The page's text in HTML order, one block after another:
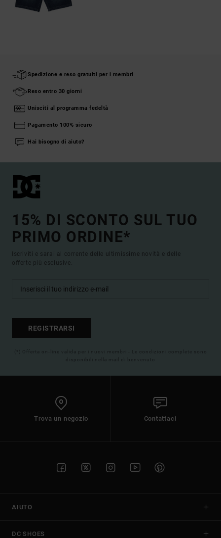
Spedizione e reso gratuiti per i membri
Reso entro 30 giorni
Unisciti al programma fedeltà
Pagamento 100% sicuro
Hai bisogno di aiuto?
15% DI SCONTO SUL TUO
PRIMO ORDINE*
Iscriviti e sarai al corrente delle ultimissime novità e delle
offerte più esclusive.
REGISTRARSI
(*) Offerta on-line valida per i nuovi membri - Le condizioni complete sono
disponibili nella mail di benvenuto
Trova un negozio Contattaci
AIUTO
DC SHOES